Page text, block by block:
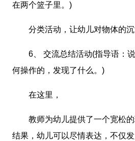
在两个篮子里。)
分类活动，让幼儿对物体的沉
6、 交流总结活动(指导语：说
何操作的，发现了什么。)
在这里，
教师为幼儿提供了一个宽松的
结果，幼儿可以尽情表达，不仅